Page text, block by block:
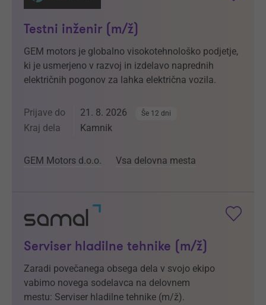
Testni inženir (m/ž)
GEM motors je globalno visokotehnološko podjetje,
ki je usmerjeno v razvoj in izdelavo naprednih
električnih pogonov za lahka električna vozila.
Prijave do 21. 8. 2026 Še 12 dni
Kraj dela Kamnik
GEM Motors d.o.o. Vsa delovna mesta
Serviser hladilne tehnike (m/ž)
Zaradi povečanega obsega dela v svojo ekipo
vabimo novega sodelavca na delovnem
mestu: Serviser hladilne tehnike (m/ž).